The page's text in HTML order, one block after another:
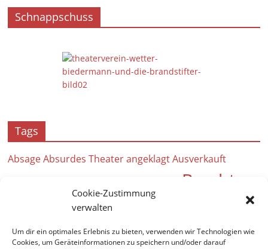
Cookie-Zustimmung
verwalten
Um dir ein optimales Erlebnis zu bieten, verwenden wir Technologien wie
Cookies, um Geräteinformationen zu speichern und/oder darauf
Schnappschuss
Tags
Absage Absurdes Theater angeklagt Ausverkauft
Brecht
BeweiseBad Vilbel Kultur
2024Auf hoher See Acht Frauen 25 Jahre